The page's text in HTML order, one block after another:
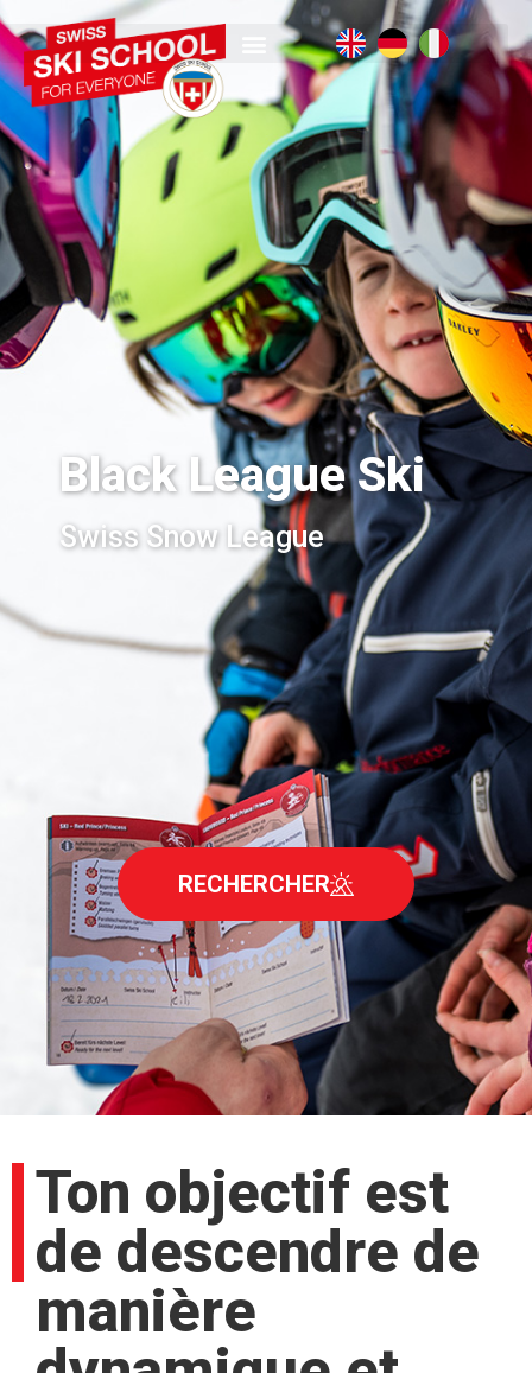
Black League Ski
Swiss Snow League
RECHERCHER
Ton objectif est
de descendre de
manière